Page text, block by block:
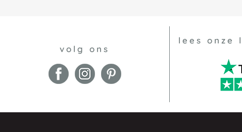
volg ons
lees onze